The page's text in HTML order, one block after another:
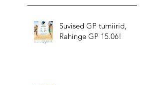
Suvised GP turniirid,
Rahinge GP 15.06!